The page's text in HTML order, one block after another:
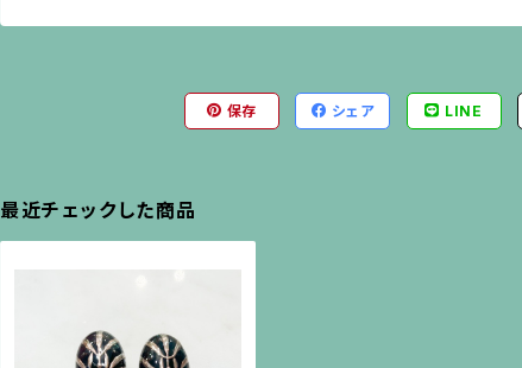
保存 シェア LINE
最近チェックした商品